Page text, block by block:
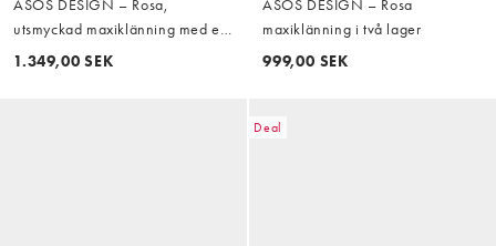
ASOS DESIGN – Rosa,
utsmyckad maxiklänning med ett
axelband
1.349,00 SEK
ASOS DESIGN – Rosa
maxiklänning i två lager
999,00 SEK
Deal